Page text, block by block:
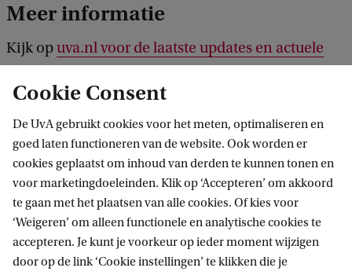
Meer informatie
Kijk opuva.nl voor de laatste updates en actuele
Informatie voor
Bachelorstudiekiezers
Cookie Consent
De UvA gebruikt cookies voor het meten, optimaliseren en
goed laten functioneren van de website. Ook worden er
cookies geplaatst om inhoud van derden te kunnen tonen en
voor marketingdoeleinden. Klik op ‘Accepteren’ om akkoord
te gaan met het plaatsen van alle cookies. Of kies voor
‘Weigeren’ om alleen functionele en analytische cookies te
accepteren. Je kunt je voorkeur op ieder moment wijzigen
door op de link ‘Cookie instellingen’ te klikken die je